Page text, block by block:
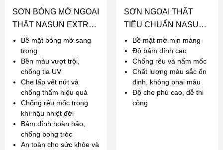
SƠN BÓNG MỜ NGOẠI
THẤT NASUN EXTRA
PROTECT
Bề mặt bóng mờ sang
trọng
Bền màu vượt trội,
chống tia UV
Che lấp vết nứt và
chống thấm hiệu quả
Chống rêu mốc trong
khí hậu nhiệt đới
Bám dính hoàn hảo,
chống bong tróc
An toàn cho sức khỏe và
SƠN NGOẠI THẤT
TIÊU CHUẨN NASUN
ECO EX
Bề mặt mờ mịn màng
Độ bám dính cao
Chống rêu và nấm mốc
Chất lượng màu sắc ổn
định, không phai màu
Độ che phủ cao, dễ thi
công